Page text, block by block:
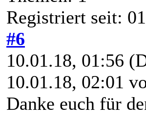
Registriert seit:
#6
10.01.18, 01:56
10.01.18, 02:01
Danke euch für